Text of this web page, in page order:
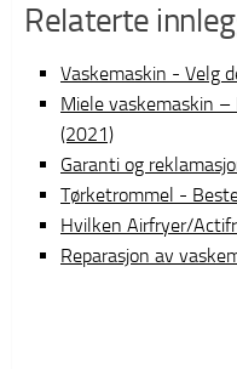
Relaterte
Vaskemaskin - Velg
Miele vaskemaskin
(2021)
Garanti og
Tørketrommel -
Hvilken Airfryer/
Reparasjon av